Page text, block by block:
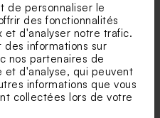
de personnaliser le
des fonctionnalités
et d'analyser notre trafic.
des informations sur
nos partenaires de
et d'analyse, qui peuvent
informations que vous
collectées lors de votre
en velours baptême
petit noeud avec
baptême forme